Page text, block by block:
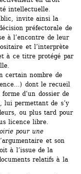
intellectuelle.
invite ainsi la
préfectorale de
à l’encontre de leur
et l’interprète
à ce titre protégé par
certain nombre de
dont le recueil
d’un dossier de
lui permettant de s’y
ou plus tard pour
licence libre.
pour une
et son
à l’issue de la
relatifs à la